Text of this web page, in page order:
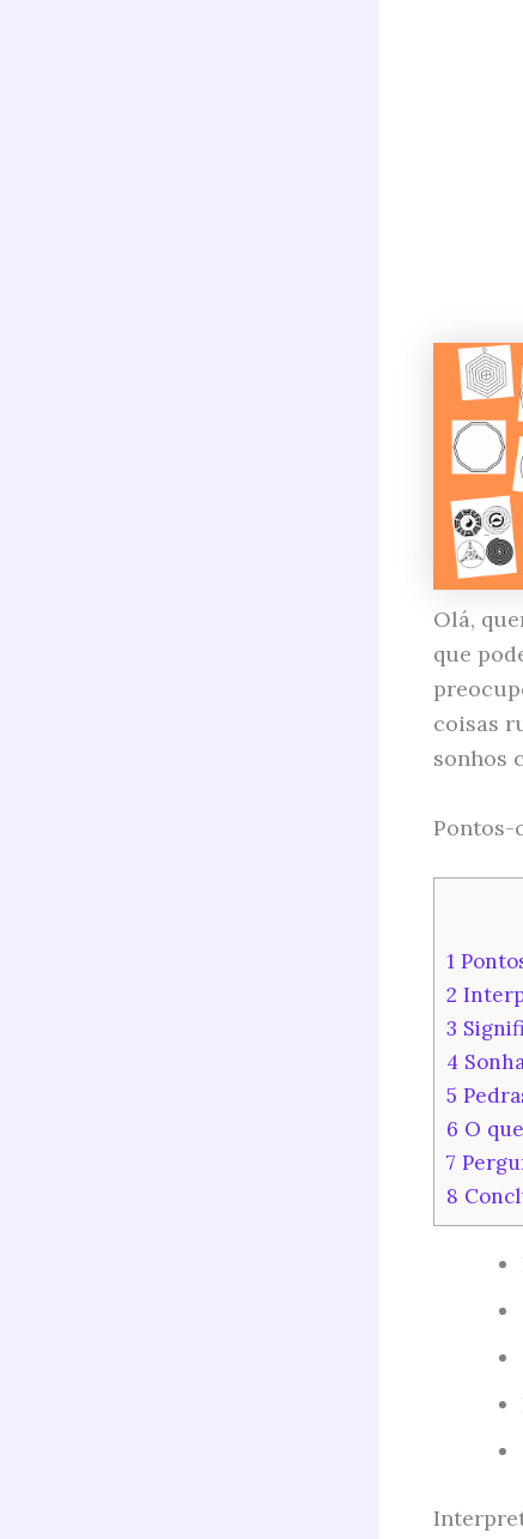
Olá,
que
coisas
sonhos
Pontos-
1
2
3
4
5
6 O
7
8